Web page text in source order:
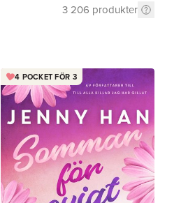
3 206 produkter
4 POCKET FÖR 3